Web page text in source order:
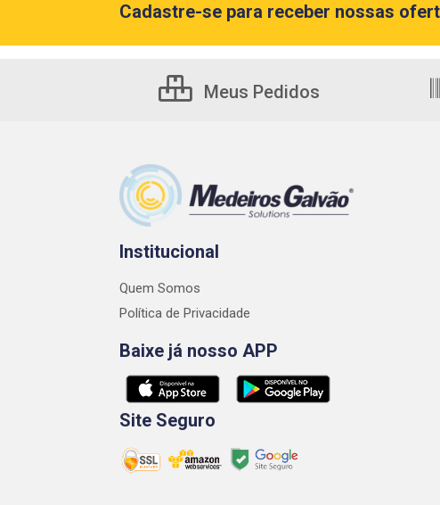
Cadastre-se para receber nossas
Meus Pedidos
Institucional
Quem Somos
Política de Privacidade
Baixe já nosso APP
Site Seguro